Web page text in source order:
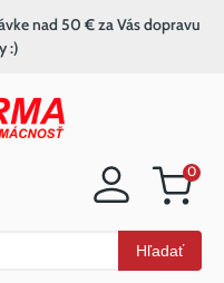
Nákupný
0
Hľadať
nad 50 € za Vás dopravu
:)